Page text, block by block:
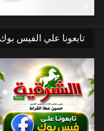
تابعونا علي الفيس بوك